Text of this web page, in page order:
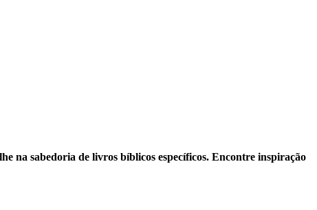
na sabedoria de livros bíblicos específicos. Encontre inspiração